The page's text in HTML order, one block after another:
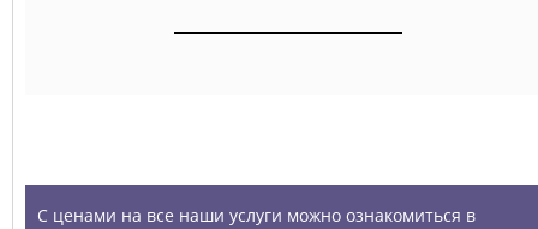
С ценами на все наши услуги можно ознакомиться в